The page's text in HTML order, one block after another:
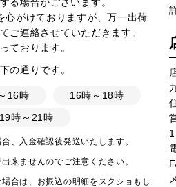
心がけておりますが、万一出荷
ご連絡させていただきます。
ております。
の通りです。
16時
16時～18時
19時～21時
、入金確認後発送いたします。
来ませんのでご注意ください。
合は、お振込の明細をスクショもし